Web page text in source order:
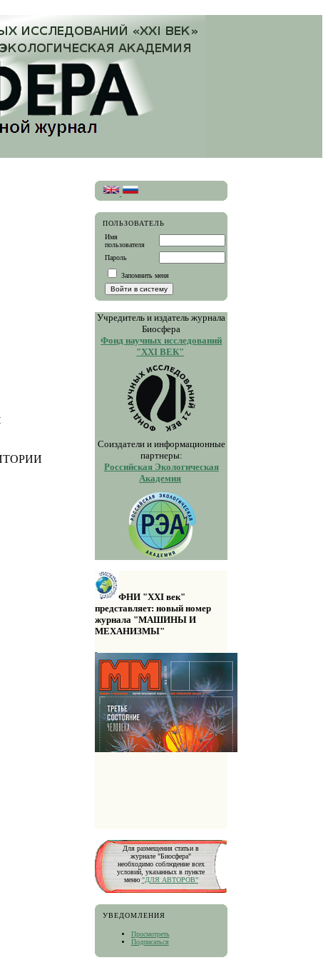
ПОЛЬЗОВАТЕЛЬ
Имя
пользователя
Пароль
Запомнить меня
Учредитель и издатель журнала
Биосфера
Фонд научных исследований
"XXI ВЕК"
Соиздатели и информационные
партнеры:
Российская Экологическая
Академия
ФНИ "XXI век"
представляет: новый номер
журнала "МАШИНЫ И
МЕХАНИЗМЫ"
Для размещения статьи в
журнале "Биосфера"
необходимо соблюдение всех
условий, указанных в пункте
меню "ДЛЯ АВТОРОВ"
УВЕДОМЛЕНИЯ
Просмотреть
Подписаться